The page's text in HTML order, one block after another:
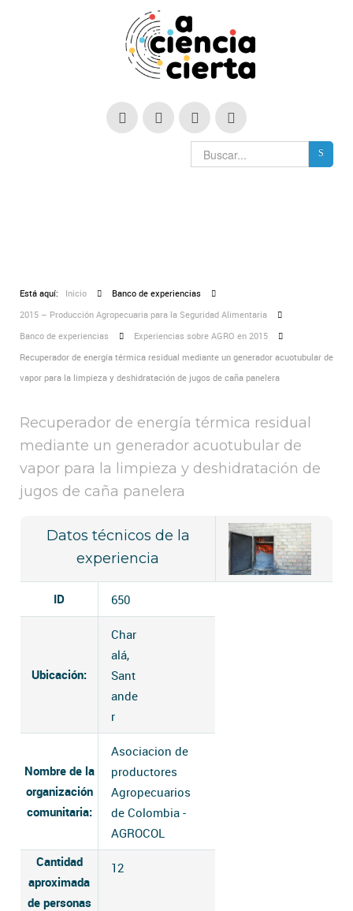
Está aquí: Inicio
Banco de experiencias
2015 – Producción Agropecuaria para la Seguridad Alimentaria
Banco de experiencias
Experiencias sobre AGRO en 2015
Recuperador de energía térmica residual mediante un generador acuotubular de
vapor para la limpieza y deshidratación de jugos de caña panelera
Recuperador de energía térmica residual
mediante un generador acuotubular de
vapor para la limpieza y deshidratación de
jugos de caña panelera
Datos técnicos de la
experiencia
ID 650
Ubicación:
Char
alá,
Sant
ande
r
Nombre de la
organización
comunitaria:
Asociacion de
productores
Agropecuarios
de Colombia -
AGROCOL
Cantidad
aproximada
de personas
12